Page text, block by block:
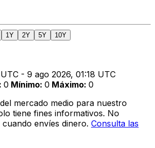
1Y 2Y 5Y 10Y
- 9 ago 2026, 01:18 UTC
: 0 Mínimo: 0 Máximo: 0
mercado medio para nuestro
tiene fines informativos. No
envíes dinero. Consulta las